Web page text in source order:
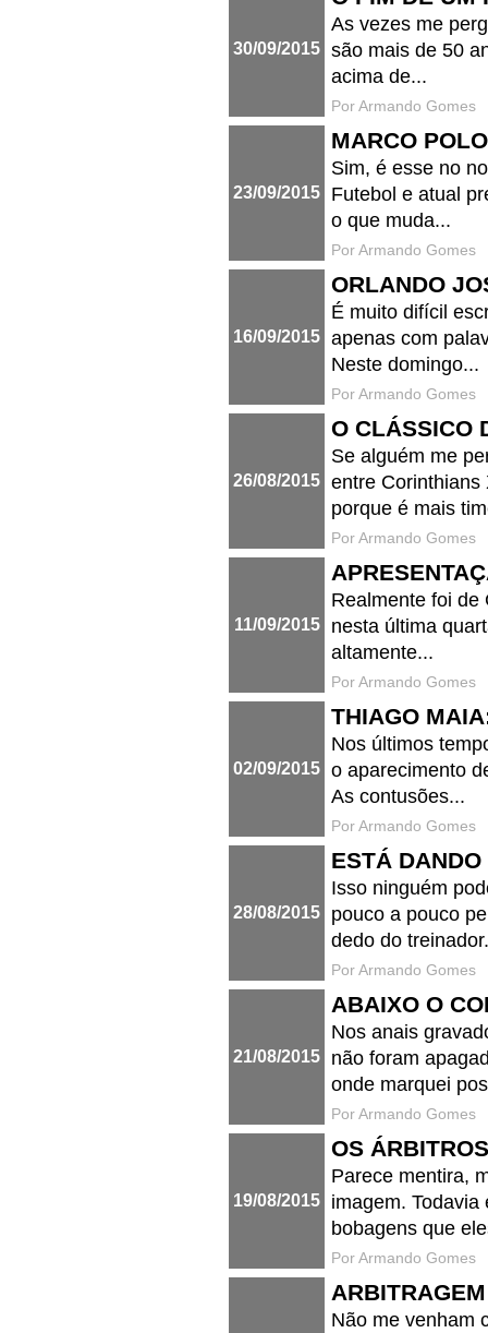
30/09/2015
As vezes me
são mais de 50
acima de...
Por Armando Gomes
23/09/2015
MARCO
Sim, é esse no
Futebol e atual
o que muda...
Por Armando Gomes
16/09/2015
ORLANDO
É muito difícil
apenas com
Neste domingo...
Por Armando Gomes
26/08/2015
O CLÁSSICO
Se alguém me
entre Corinthians
porque é mais
Por Armando Gomes
11/09/2015
Realmente foi de
nesta última
altamente...
Por Armando Gomes
02/09/2015
THIAGO
Nos últimos
o aparecimento
As contusões...
Por Armando Gomes
28/08/2015
ESTÁ
Isso ninguém
pouco a pouco
dedo do
Por Armando Gomes
21/08/2015
ABAIXO O
Nos anais
não foram
onde marquei
Por Armando Gomes
19/08/2015
OS
Parece mentira,
imagem.
bobagens que
Por Armando Gomes
Não me venham